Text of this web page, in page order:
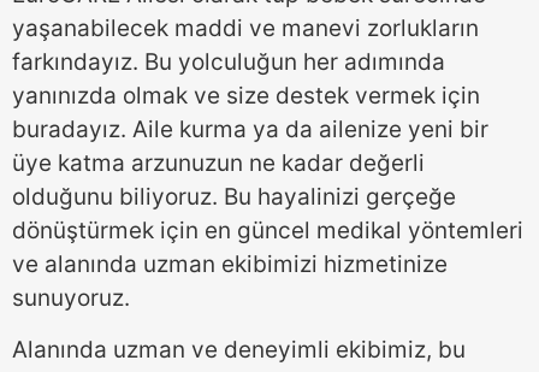
yaşanabilecek maddi ve manevi zorlukların
farkındayız. Bu yolculuğun her adımında
yanınızda olmak ve size destek vermek için
buradayız. Aile kurma ya da ailenize yeni bir
üye katma arzunuzun ne kadar değerli
olduğunu biliyoruz. Bu hayalinizi gerçeğe
dönüştürmek için en güncel medikal yöntemleri
ve alanında uzman ekibimizi hizmetinize
sunuyoruz.
Alanında uzman ve deneyimli ekibimiz, bu